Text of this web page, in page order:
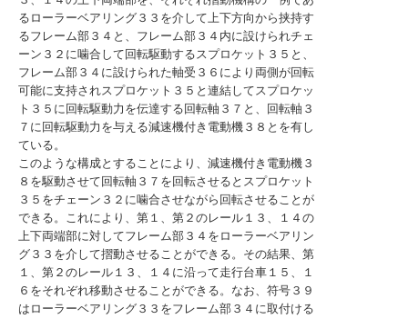
るローラーベアリング３３を介して上下方向から挟持す
るフレーム部３４と、フレーム部３４内に設けられチェ
ーン３２に噛合して回転駆動するスプロケット３５と、
フレーム部３４に設けられた軸受３６により両側が回転
可能に支持されスプロケット３５と連結してスプロケッ
ト３５に回転駆動力を伝達する回転軸３７と、回転軸３
７に回転駆動力を与える減速機付き電動機３８とを有し
ている。
このような構成とすることにより、減速機付き電動機３
８を駆動させて回転軸３７を回転させるとスプロケット
３５をチェーン３２に噛合させながら回転させることが
できる。これにより、第１、第２のレール１３、１４の
上下両端部に対してフレーム部３４をローラーベアリン
グ３３を介して摺動させることができる。その結果、第
１、第２のレール１３、１４に沿って走行台車１５、１
６をそれぞれ移動させることができる。なお、符号３９
はローラーベアリング３３をフレーム部３４に取付ける